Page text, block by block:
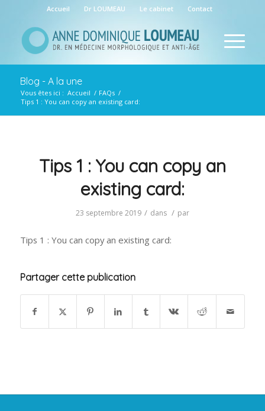
Accueil Dr LOUMEAU Le cabinet Contact
Blog - A la une
Vous êtes ici : Accueil / FAQs /
Tips 1 : You can copy an existing card:
Tips 1 : You can copy an
existing card:
23 septembre 2019 / dans / par
Tips 1 : You can copy an existing card:
Partager cette publication